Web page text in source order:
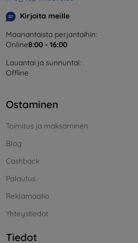
Kirjoita meille
Maanantaista perjantaihin:
Online8:00 - 16:00
Lauantai ja sunnuntai:
Offline
Ostaminen
Toimitus ja maksaminen
Blog
Cashback
Palautus
Reklamaatio
Yhteystiedot
Tiedot